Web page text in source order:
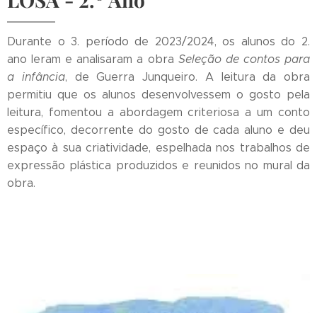
Durante o 3. período de 2023/2024, os alunos do 2.
ano leram e analisaram a obra Seleção de contos para
a infância, de Guerra Junqueiro. A leitura da obra
permitiu que os alunos desenvolvessem o gosto pela
leitura, fomentou a abordagem criteriosa a um conto
específico, decorrente do gosto de cada aluno e deu
espaço à sua criatividade, espelhada nos trabalhos de
expressão plástica produzidos e reunidos no mural da
obra.